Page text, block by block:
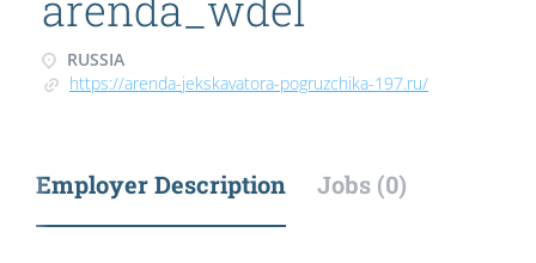
RUSSIA
https://arenda-jekskavatora-pogruzchika-197.ru/
Employer Description Jobs (0)